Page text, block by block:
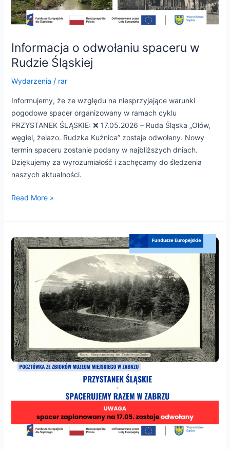
Informacja o odwołaniu spaceru w
Rudzie Śląskiej
Wydarzenia / rar
Informujemy, że ze względu na niesprzyjające warunki
pogodowe spacer organizowany w ramach cyklu
PRZYSTANEK ŚLĄSKIE: ❌ 17.05.2026 – Ruda Śląska „Ołów,
węgiel, żelazo. Rudzka Kuźnica” zostaje odwołany. Nowy
termin spaceru zostanie podany w najbliższych dniach.
Dziękujemy za wyrozumiałość i zachęcamy do śledzenia
naszych aktualności.
Read More »
Informacja
o
odwołaniu
spaceru
w
Zabrzu